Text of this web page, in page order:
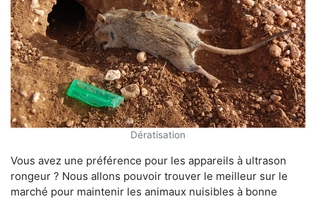
Dératisation
Vous avez une préférence pour les appareils à ultrason
rongeur ? Nous allons pouvoir trouver le meilleur sur le
marché pour maintenir les animaux nuisibles à bonne